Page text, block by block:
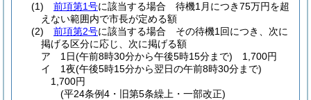
(1)
前項第1号に該当する場合 待機1月につき75万円を超
えない範囲内で市長が定める額
(2)
前項第2号に該当する場合 その待機1回につき、次に
掲げる区分に応じ、次に掲げる額
ア
1日(午前8時30分から午後5時15分まで) 1,700円
イ
1夜(午後5時15分から翌日の午前8時30分まで)
1,700円
(平24条例4・旧第5条繰上・一部改正)